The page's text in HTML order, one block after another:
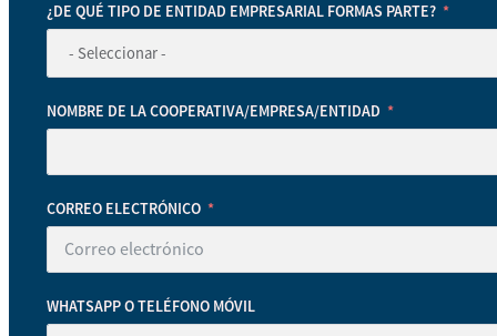
¿DE QUÉ TIPO DE ENTIDAD EMPRESARIAL FORMAS PARTE?
NOMBRE DE LA COOPERATIVA/EMPRESA/ENTIDAD
CORREO ELECTRÓNICO
WHATSAPP O TELÉFONO MÓVIL